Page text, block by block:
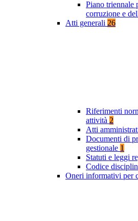
Piano triennale
corruzione e
Atti generali 26
Riferimenti
attività 2
Atti
Documenti di
gestionale 1
Statuti e leggi
Codice
Oneri informativi per